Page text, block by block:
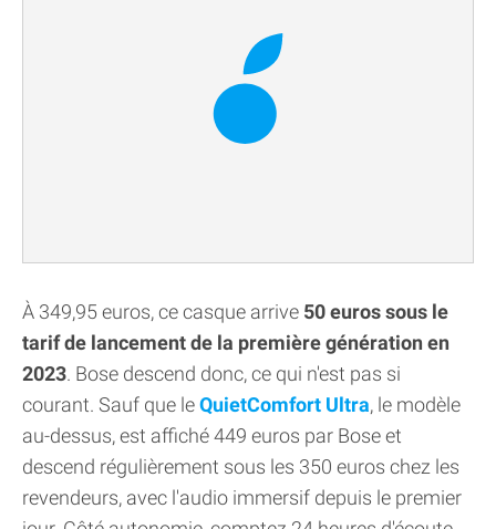
À 349,95 euros, ce casque arrive 50 euros sous le
tarif de lancement de la première génération en
2023. Bose descend donc, ce qui n'est pas si
courant. Sauf que leQuietComfort Ultra, le modèle
au-dessus, est affiché 449 euros par Bose et
descend régulièrement sous les 350 euros chez les
revendeurs, avec l'audio immersif depuis le premier